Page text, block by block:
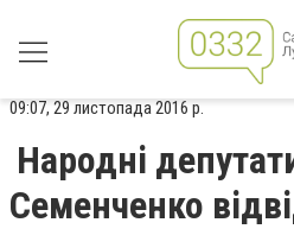
09:07, 29 листопада 2016 р.
Народні
Семенченко